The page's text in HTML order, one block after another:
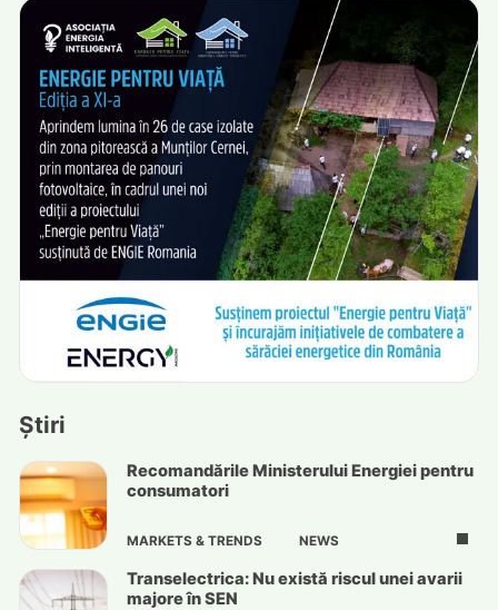
Știri
Recomandările Ministerului Energiei pentru
consumatori
MARKETS & TRENDS NEWS
Transelectrica: Nu există riscul unei avarii
majore în SEN